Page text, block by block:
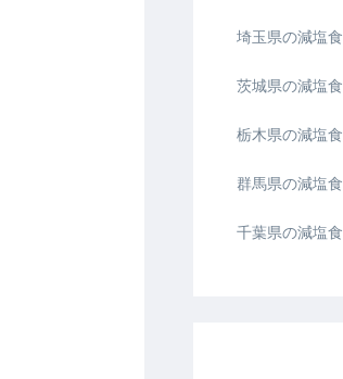
埼玉県の減塩食
茨城県の減塩食
栃木県の減塩食
群馬県の減塩食
千葉県の減塩食